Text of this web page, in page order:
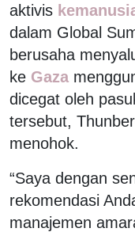
aktivis
dalam Global
berusaha
ke Gaza
dicegat oleh
tersebut,
menohok.
“Saya dengan
rekomendasi
manajemen